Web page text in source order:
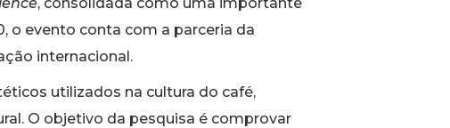
o evento conta com a parceria da
internacional.
utilizados na cultura do café,
O objetivo da pesquisa é comprovar